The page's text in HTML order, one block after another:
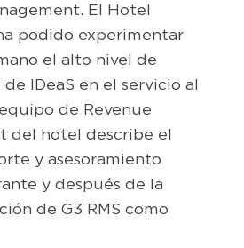
El Hotel
podido experimentar
el alto nivel de
IDeaS en el servicio al
de Revenue
del hotel describe el
y asesoramiento
y después de la
de G3 RMS como